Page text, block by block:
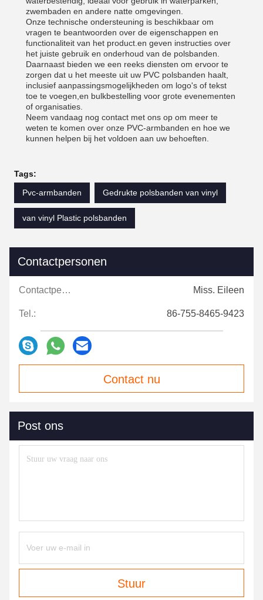
zwembaden en andere natte omgevingen.
Onze technische ondersteuning is beschikbaar om
vragen te beantwoorden over de eigenschappen en
functionaliteit van het product.en geven instructies over
het juiste gebruik en onderhoud van de polsbanden.
Daarnaast bieden we een reeks diensten om ervoor te
zorgen dat u het meeste uit uw PVC polsbanden haalt,
inclusief aanpassingsmogelijkheden om logo's of tekst
toe te voegen,en bulkbestelling voor grote evenementen
of organisaties.
Neem vandaag nog contact met ons op om meer te
weten te komen over onze PVC-armbanden en hoe we
kunnen helpen bij het voldoen aan uw behoeften.
Tags:
Pvc-armbanden
Gedrukte polsbanden van vinyl
van vinyl Plastic polsbanden
Contactpersonen
Contactpersonen: Miss. Eileen
Tel.: 86-755-8465-9423
Contact nu
Post ons
Stuur